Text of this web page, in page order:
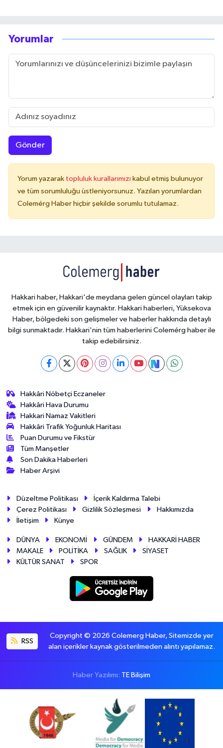
Yorumlar
Gönder
Yorum yazarak topluluk kurallarımızı kabul etmiş bulunuyor
ve tüm sorumluluğu üstleniyorsunuz. Yazılan yorumlardan
Colemérg Haber hiçbir şekilde sorumlu tutulamaz.
Hakkari haber, Hakkari'de meydana gelen güncel olayları takip
etmek için en güvenilir kaynaktır. Hakkari haberleri, Yüksekova
Haber, bölgedeki son gelişmeler ve haberler hakkında detaylı
bilgi sunmaktadır. Hakkari'nin tüm haberlerini Colemérg haber ile
takip edebilirsiniz.
Hakkâri Nöbetçi Eczaneler
Hakkâri Hava Durumu
Hakkari Namaz Vakitleri
Hakkâri Trafik Yoğunluk Haritası
Puan Durumu ve Fikstür
Tüm Manşetler
Son Dakika Haberleri
Haber Arşivi
Düzeltme Politikası
İçerik Kaldırma Talebi
Çerez Politikası
Gizlilik Sözleşmesi
Hakkımızda
İletişim
Künye
DÜNYA EKONOMİ GÜNDEM
HAKKARİ HABER
MAKALE
POLİTİKA SAĞLIK
SİYASET
KÜLTÜR SANAT
SPOR
RSS
Copyright © 2026 Colemerg Haber, Sitemizde yer
alan içerikler kaynak gösterilmeden alıntı yapılamaz.
Haber Yazılımı: TE Bilişim